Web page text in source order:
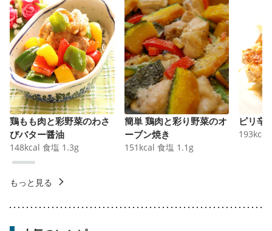
鶏もも肉と彩野菜のわさ
びバター醤油
148kcal 食塩 1.3g
簡単 鶏肉と彩り野菜のオ
ーブン焼き
151 kcal 食塩 1.1 g
ピリ辛
193kcal
もっと見る